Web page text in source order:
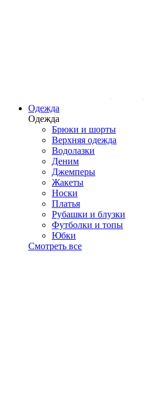
Одежда
Одежда
Брюки и шорты
Верхняя одежда
Водолазки
Деним
Джемперы
Жакеты
Носки
Платья
Рубашки и блузки
Футболки и топы
Юбки
Смотреть все